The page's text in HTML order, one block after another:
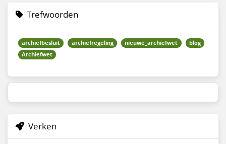
Trefwoorden
archiefbesluit archiefregeling nieuwe_archiefwet
blog
Archiefwet
Verken